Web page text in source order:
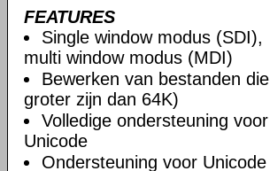
FEATURES
Single window modus (SDI),
multi window modus (MDI)
Bewerken van bestanden die
groter zijn dan 64K)
Volledige ondersteuning voor
Unicode
Ondersteuning voor Unicode